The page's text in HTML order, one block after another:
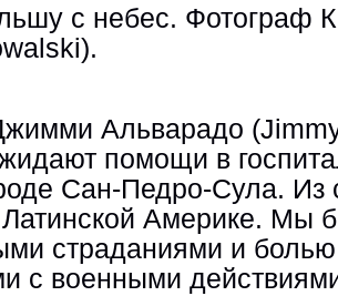
с небес. Фотограф
Альварадо
помощи в
Сан-Педро-Сула. Из
Америке. Мы
страданиями и
с военными